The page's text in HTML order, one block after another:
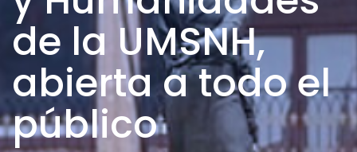
de la UMSNH,
abierta a todo el
público